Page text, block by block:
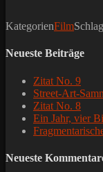
KategorienFilm
Neueste Beiträge
Zitat No. 9
Street-Art-
Zitat No. 8
Ein Jahr, vier
Neueste